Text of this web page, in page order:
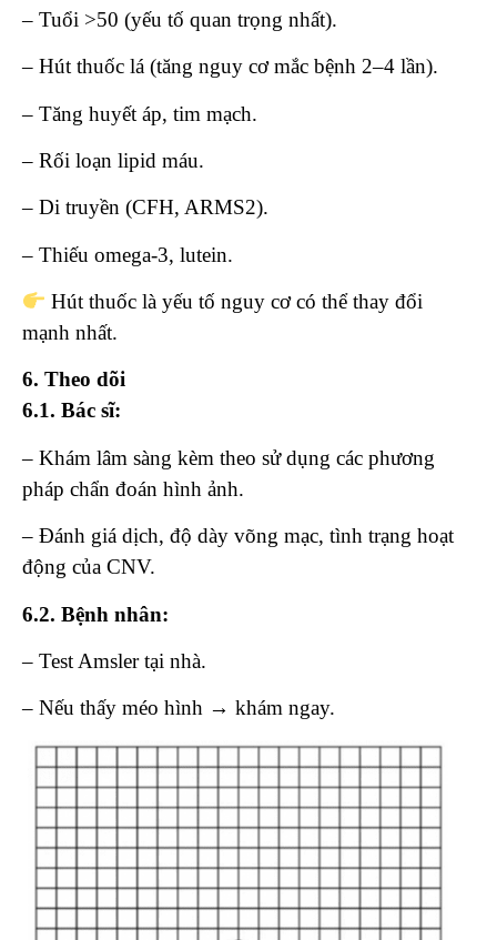
– Tuổi >50 (yếu tố quan trọng nhất).
– Hút thuốc lá (tăng nguy cơ mắc bệnh 2–4 lần).
– Tăng huyết áp, tim mạch.
– Rối loạn lipid máu.
– Di truyền (CFH, ARMS2).
– Thiếu omega-3, lutein.
Hút thuốc là yếu tố nguy cơ có thể thay đổi
mạnh nhất.
6. Theo dõi
6.1. Bác sĩ:
– Khám lâm sàng kèm theo sử dụng các phương
pháp chẩn đoán hình ảnh.
– Đánh giá dịch, độ dày võng mạc, tình trạng hoạt
động của CNV.
6.2. Bệnh nhân:
– Test Amsler tại nhà.
– Nếu thấy méo hình → khám ngay.